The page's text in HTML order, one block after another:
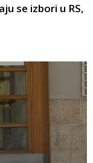
se izbori u RS,